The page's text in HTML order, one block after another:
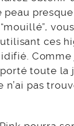
n’ai pas
pourra
un peu
Bronze
de
qui pourra
plus